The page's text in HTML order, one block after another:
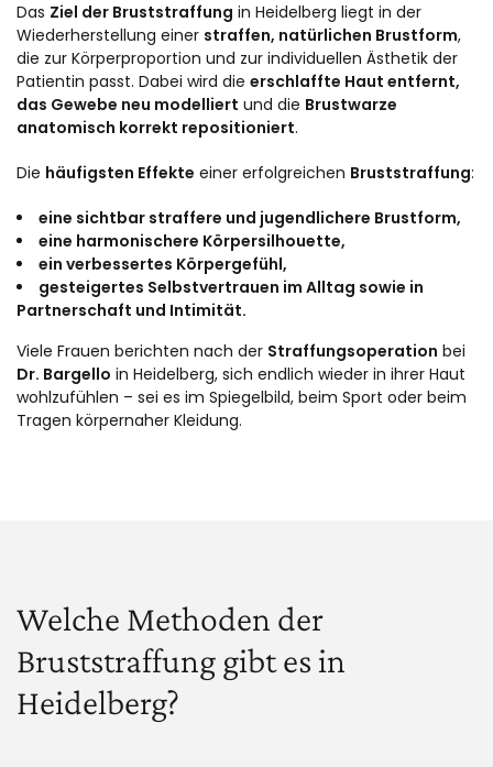
Das Ziel der Bruststraffung in Heidelberg liegt in der
Wiederherstellung einer straffen, natürlichen Brustform,
die zur Körperproportion und zur individuellen Ästhetik der
Patientin passt. Dabei wird die erschlaffte Haut entfernt,
das Gewebe neu modelliert und die Brustwarze
anatomisch korrekt repositioniert.
Die häufigsten Effekte einer erfolgreichen Bruststraffung:
eine sichtbar straffere und jugendlichere Brustform,
eine harmonischere Körpersilhouette,
ein verbessertes Körpergefühl,
gesteigertes Selbstvertrauen im Alltag sowie in
Partnerschaft und Intimität.
Viele Frauen berichten nach der Straffungsoperation bei
Dr. Bargello in Heidelberg, sich endlich wieder in ihrer Haut
wohlzufühlen – sei es im Spiegelbild, beim Sport oder beim
Tragen körpernaher Kleidung.
Welche Methoden der
Bruststraffung gibt es in
Heidelberg?